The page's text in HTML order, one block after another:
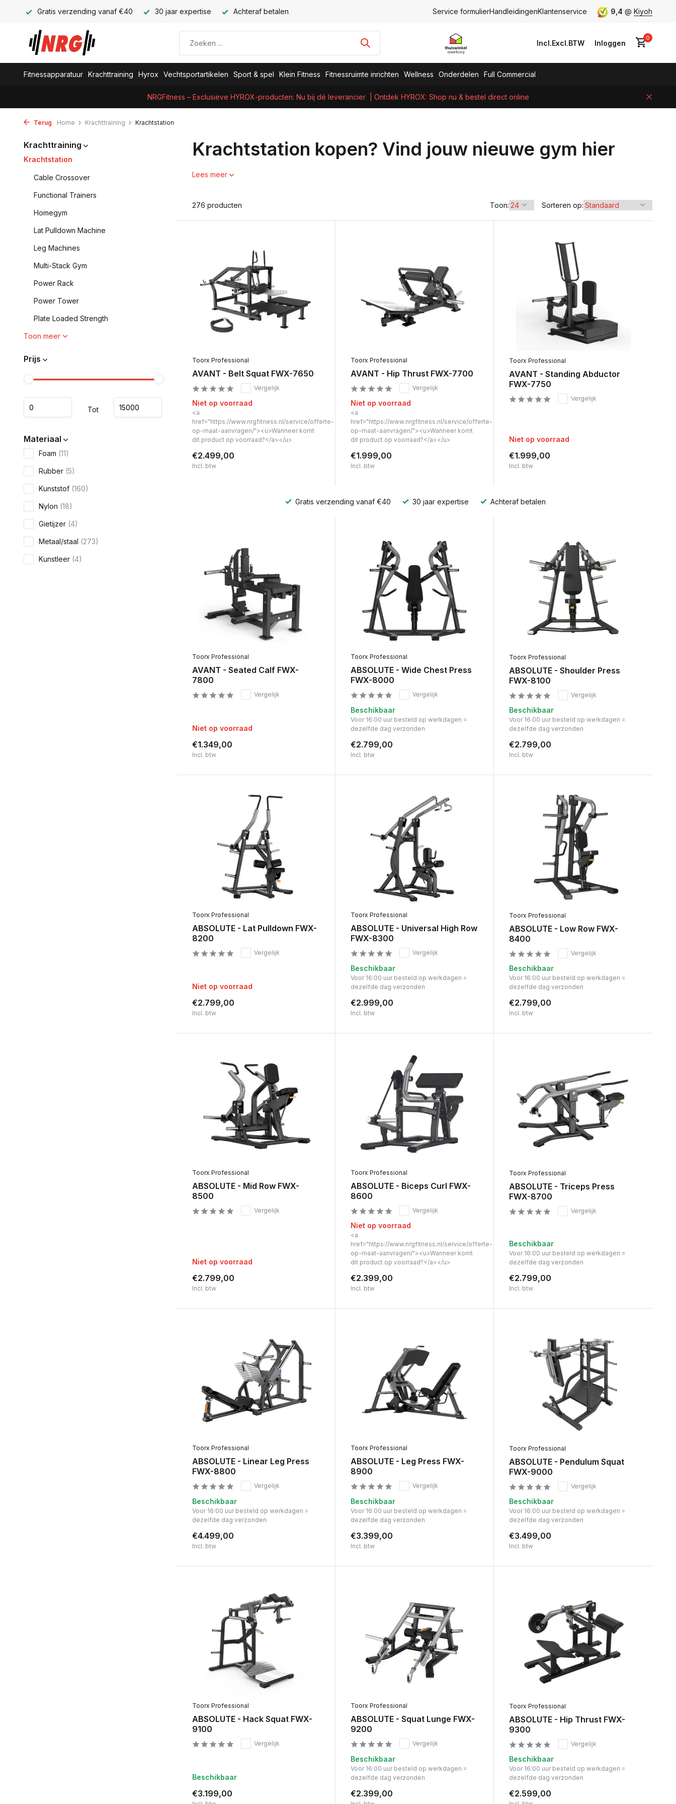
Gratis verzending vanaf €40 30 jaar expertise Achteraf betalen Service formulierHandleidingenKlantenservice 9,4 @ Kiyoh
Incl.Excl.BTW Inloggen
Account aanmaken
0
Fitnessapparatuur Krachttraining Hyrox Vechtsportartikelen Sport & spel Klein Fitness Fitnessruimte inrichten Wellness Onderdelen Full Commercial
NRGFitness – Exclusieve HYROX-producten: Nu bij dé leverancier | Ontdek HYROX: Shop nu & bestel direct online
Terug Home Krachttraining Krachtstation
Krachttraining
Krachtstation
Cable Crossover
Functional Trainers
Homegym
Lat Pulldown Machine
Leg Machines
Multi-Stack Gym
Power Rack
Power Tower
Plate Loaded Strength
Toon meer
Prijs
Tot
Materiaal
Foam (11)
Rubber (5)
Kunststof (160)
Nylon (18)
Gietijzer (4)
Metaal/staal (273)
Kunstleer (4)
Krachtstation kopen? Vind jouw nieuwe gym hier
Lees meer
276 producten Toon: Sorteren op:
Toorx Professional
AVANT - Belt Squat FWX-7650
Vergelijk
Niet op voorraad
<a
href="https://www.nrgfitness.nl/service/offerte-
op-maat-aanvragen/"><u>Wanneer komt
dit product op voorraad?</a></u>
€2.499,00
Incl. btw
Toorx Professional
AVANT - Hip Thrust FWX-7700
Vergelijk
Niet op voorraad
<a
href="https://www.nrgfitness.nl/service/offerte-
op-maat-aanvragen/"><u>Wanneer komt
dit product op voorraad?</a></u>
€1.999,00
Incl. btw
Toorx Professional
AVANT - Standing Abductor
FWX-7750
Vergelijk
Niet op voorraad
€1.999,00
Incl. btw
Gratis verzending vanaf €40 30 jaar expertise Achteraf betalen
Toorx Professional
AVANT - Seated Calf FWX-
7800
Vergelijk
Niet op voorraad
€1.349,00
Incl. btw
Toorx Professional
ABSOLUTE - Wide Chest Press
FWX-8000
Vergelijk
Beschikbaar
Voor 16:00 uur besteld op werkdagen =
dezelfde dag verzonden
€2.799,00
Incl. btw
Toorx Professional
ABSOLUTE - Shoulder Press
FWX-8100
Vergelijk
Beschikbaar
Voor 16:00 uur besteld op werkdagen =
dezelfde dag verzonden
€2.799,00
Incl. btw
Toorx Professional
ABSOLUTE - Lat Pulldown FWX-
8200
Vergelijk
Niet op voorraad
€2.799,00
Incl. btw
Toorx Professional
ABSOLUTE - Universal High Row
FWX-8300
Vergelijk
Beschikbaar
Voor 16:00 uur besteld op werkdagen =
dezelfde dag verzonden
€2.999,00
Incl. btw
Toorx Professional
ABSOLUTE - Low Row FWX-
8400
Vergelijk
Beschikbaar
Voor 16:00 uur besteld op werkdagen =
dezelfde dag verzonden
€2.799,00
Incl. btw
Toorx Professional
ABSOLUTE - Mid Row FWX-
8500
Vergelijk
Niet op voorraad
€2.799,00
Incl. btw
Toorx Professional
ABSOLUTE - Biceps Curl FWX-
8600
Vergelijk
Niet op voorraad
<a
href="https://www.nrgfitness.nl/service/offerte-
op-maat-aanvragen/"><u>Wanneer komt
dit product op voorraad?</a></u>
€2.399,00
Incl. btw
Toorx Professional
ABSOLUTE - Triceps Press
FWX-8700
Vergelijk
Beschikbaar
Voor 16:00 uur besteld op werkdagen =
dezelfde dag verzonden
€2.799,00
Incl. btw
Toorx Professional
ABSOLUTE - Linear Leg Press
FWX-8800
Vergelijk
Beschikbaar
Voor 16:00 uur besteld op werkdagen =
dezelfde dag verzonden
€4.499,00
Incl. btw
Toorx Professional
ABSOLUTE - Leg Press FWX-
8900
Vergelijk
Beschikbaar
Voor 16:00 uur besteld op werkdagen =
dezelfde dag verzonden
€3.399,00
Incl. btw
Toorx Professional
ABSOLUTE - Pendulum Squat
FWX-9000
Vergelijk
Beschikbaar
Voor 16:00 uur besteld op werkdagen =
dezelfde dag verzonden
€3.499,00
Incl. btw
Toorx Professional
ABSOLUTE - Hack Squat FWX-
9100
Vergelijk
Beschikbaar
€3.199,00
Toorx Professional
ABSOLUTE - Squat Lunge FWX-
9200
Vergelijk
Beschikbaar
Voor 16:00 uur besteld op werkdagen =
dezelfde dag verzonden
€2.399,00
Toorx Professional
ABSOLUTE - Hip Thrust FWX-
9300
Vergelijk
Beschikbaar
Voor 16:00 uur besteld op werkdagen =
dezelfde dag verzonden
€2.599,00